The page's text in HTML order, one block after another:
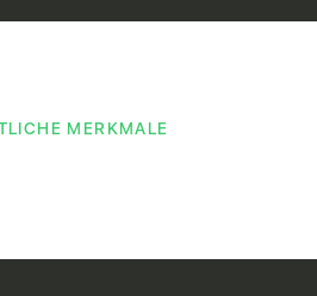
MERKMALE